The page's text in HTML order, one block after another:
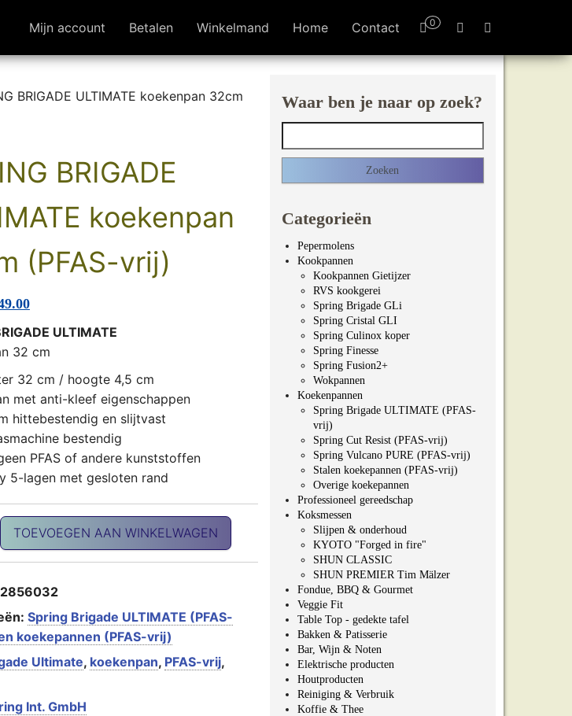
0
Mijn account Betalen Winkelmand Home Contact
BRIGADE ULTIMATE koekenpan 32cm
BRIGADE
koekenpan
(PFAS-vrij)
prijs was: €167.00.
Huidige prijs is: €149.00.
ULTIMATE
32 cm
32 cm / hoogte 4,5 cm
met anti-kleef eigenschappen
hittebestendig en slijtvast
bestendig
PFAS of andere kunststoffen
5-lagen met gesloten rand
BRIGADE ULTIMATE koekenpan 32cm (PFAS-vrij) aantal
TOEVOEGEN AAN WINKELWAGEN
Spring Brigade ULTIMATE (PFAS-
koekepannen (PFAS-vrij)
Ultimate, koekenpan, PFAS-vrij,
Int. GmbH
Waar ben je naar op zoek?
Categorieën
Pepermolens
Kookpannen
Kookpannen Gietijzer
RVS kookgerei
Spring Brigade GLi
Spring Cristal GLI
Spring Culinox koper
Spring Finesse
Spring Fusion2+
Wokpannen
Koekenpannen
Spring Brigade ULTIMATE (PFAS-
vrij)
Spring Cut Resist (PFAS-vrij)
Spring Vulcano PURE (PFAS-vrij)
Stalen koekepannen (PFAS-vrij)
Overige koekepannen
Professioneel gereedschap
Koksmessen
Slijpen & onderhoud
KYOTO "Forged in fire"
SHUN CLASSIC
SHUN PREMIER Tim Mälzer
Fondue, BBQ & Gourmet
Veggie Fit
Table Top - gedekte tafel
Bakken & Patisserie
Bar, Wijn & Noten
Elektrische producten
Houtproducten
Reiniging & Verbruik
Koffie & Thee